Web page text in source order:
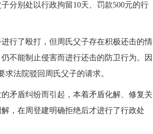
分别处以行政拘留10天、罚款500元的行
行了殴打，但周氏父子存在积极还击的情
不能制止侵害而进行还击的防卫行为。因
法院驳回周氏父子的请求。
矛盾纠纷而引起，本着矛盾化解、修复关
，在周登建明确拒绝后才进行了行政处